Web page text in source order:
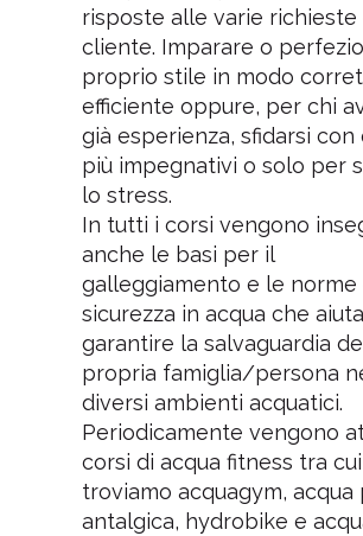
risposte alle varie richieste
cliente. Imparare o
proprio stile in modo
efficiente oppure, per chi
già esperienza, sfidarsi con
più impegnativi o solo per
lo stress.
In tutti i corsi vengono
anche le basi per il
galleggiamento e le norme
sicurezza in acqua che
garantire la salvaguardia
propria famiglia/persona
diversi ambienti acquatici.
Periodicamente vengono
corsi di acqua fitness tra cui
troviamo acquagym, acqua
antalgica, hydrobike e